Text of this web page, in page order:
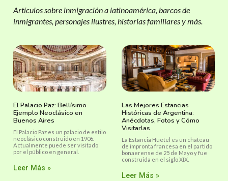
Artículos sobre inmigración a latinoamérica, barcos de
inmigrantes, personajes ilustres, historias familiares y más.
El Palacio Paz: Bellísimo
Ejemplo Neoclásico en
Buenos Aires
El Palacio Paz es un palacio de estilo
neoclásico construido en 1906.
Actualmente puede ser visitado
por el público en general.
Leer Más »
Las Mejores Estancias
Históricas de Argentina:
Anécdotas, Fotos y Cómo
Visitarlas
La Estancia Huetel es un chateau
de impronta francesa en el partido
bonaerense de 25 de Mayo y fue
construida en el siglo XIX.
Leer Más »